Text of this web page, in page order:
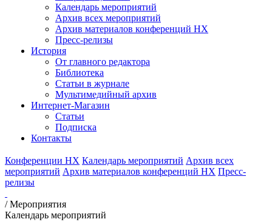
Календарь мероприятий
Архив всех мероприятий
Архив материалов конференций НХ
Пресс-релизы
История
От главного редактора
Библиотека
Статьи в журнале
Мультимедийный архив
Интернет-Магазин
Статьи
Подписка
Контакты
Конференции НХ Календарь мероприятий Архив всех
мероприятий Архив материалов конференций НХ Пресс-
релизы
/Мероприятия
Календарь мероприятий